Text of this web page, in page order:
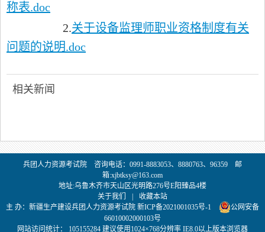
称表.doc
2.关于设备监理师职业资格制度有关
问题的说明.doc
相关新闻
兵团人力资源考试院 咨询电话：0991-8883053、8880763、96359 邮
箱:xjbtksy@163.com
地址:乌鲁木齐市天山区光明路276号E阳臻品4楼
关于我们
收藏本站
主 办：新疆生产建设兵团人力资源考试院 新ICP备2021001035号-1
公网安备
66010002000103号
网站访问统计： 105155284 建议使用1024×768分辨率 IE8.0以上版本浏览器